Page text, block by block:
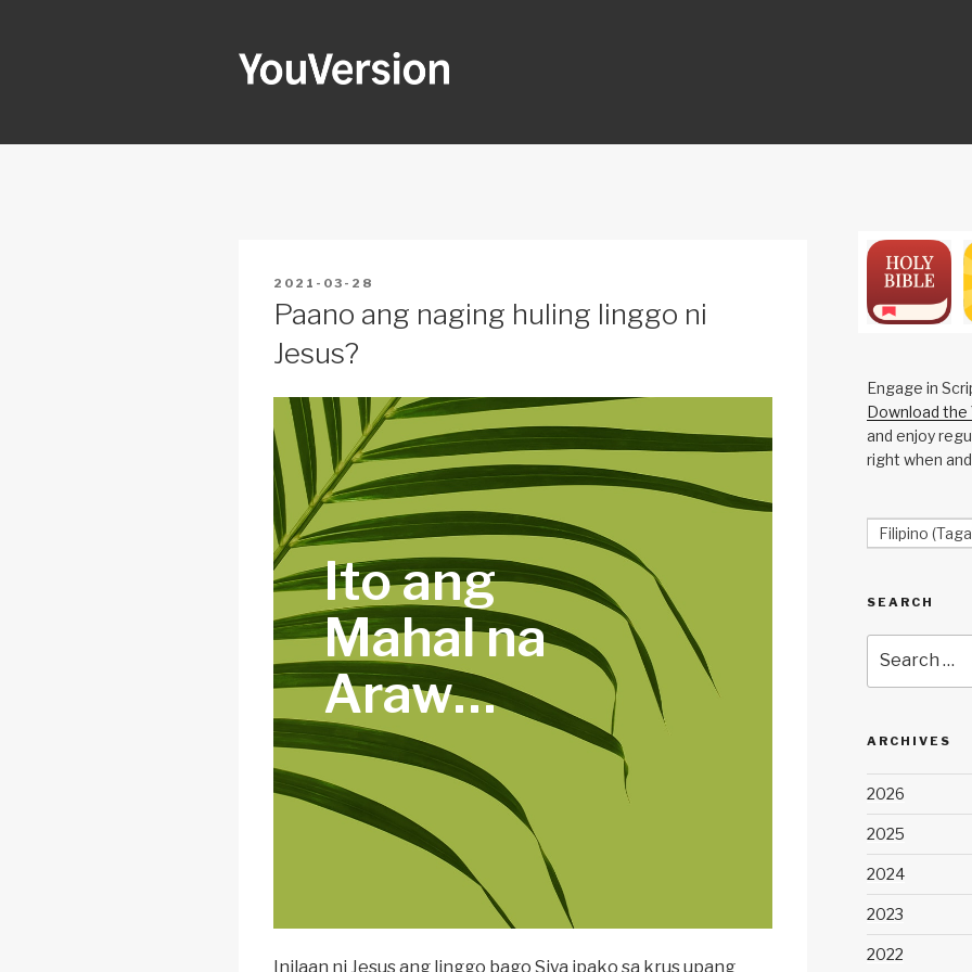
POSTED
2021-03-28
Paano ang naging huling linggo ni
Jesus?
Ito ang
Mahal na
Araw…
Inilaan ni Jesus ang linggo bago Siya ipako sa krus upang
Engage in
Download the
and enjoy
right when
Filipino
SEARCH
for:
ARCHIVES
2026
2025
2024
2023
2022